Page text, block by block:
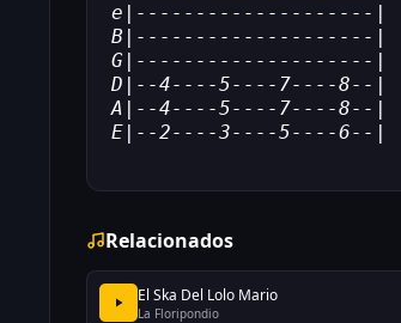
e|--------------------|
B|--------------------|
G|--------------------|
D|--4----5----7----8--|
A|--4----5----7----8--|
E|--2----3----5----6--|
Relacionados
El Ska Del Lolo Mario
La Floripondio